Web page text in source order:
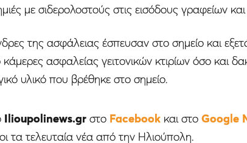
με σιδερολοστούς στις εισόδους γραφείων
της ασφάλειας έσπευσαν στο σημείο και
ασφαλείας γειτονικών κτιρίων όσο και
υλικό που βρέθηκε στο σημείο.
Ilioupolinews.grστο Facebookκαι στο Google
τα τελευταία νέα από την Ηλιούπολη.